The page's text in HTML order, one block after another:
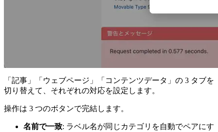
「記事」「ウェブページ」「コンテンツデータ」の 3 タブを
切り替えて、それぞれの対応を設定します。
操作は 3 つのボタンで完結します。
名前で一致: ラベル名が同じカテゴリを自動でペアにす